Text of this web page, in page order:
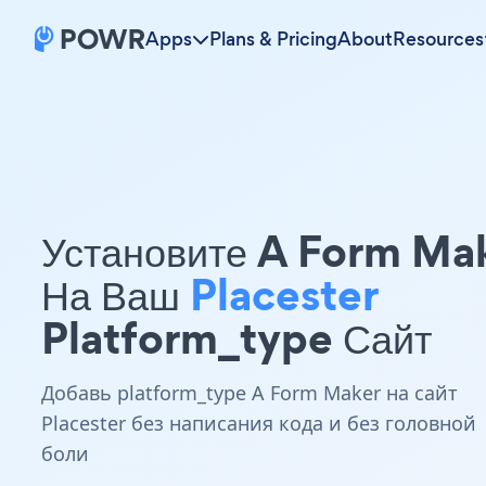
Apps Plans & PricingAboutResources
Установите A Form
На Ваш Placester
Platform_type Сайт
Добавь platform_type A Form Maker на сайт
Placester без написания кода и без головной
боли